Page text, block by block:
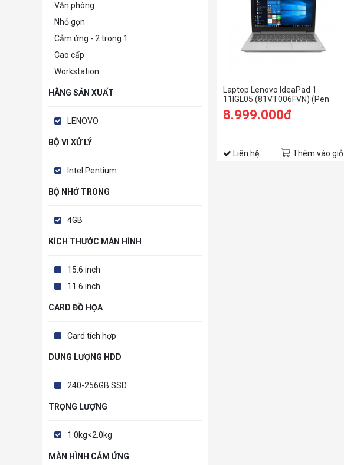
Văn phòng
Nhỏ gọn
Cảm ứng - 2 trong 1
Cao cấp
Workstation
HÃNG SẢN XUẤT
LENOVO
BỘ VI XỬ LÝ
Intel Pentium
BỘ NHỚ TRONG
4GB
KÍCH THƯỚC MÀN HÌNH
15.6 inch
11.6 inch
CARD ĐỒ HỌA
Card tích hợp
DUNG LƯỢNG HDD
240-256GB SSD
TRỌNG LƯỢNG
1.0kg<2.0kg
MÀN HÌNH CẢM ỨNG
Laptop Lenovo IdeaPad 1
11IGL05 (81VT006FVN) (Pen
N5030/4GB RAM/256GB
SSD/11.6 HD/Win11/Xám)
8.999.000đ
Liên hệ Thêm vào giỏ